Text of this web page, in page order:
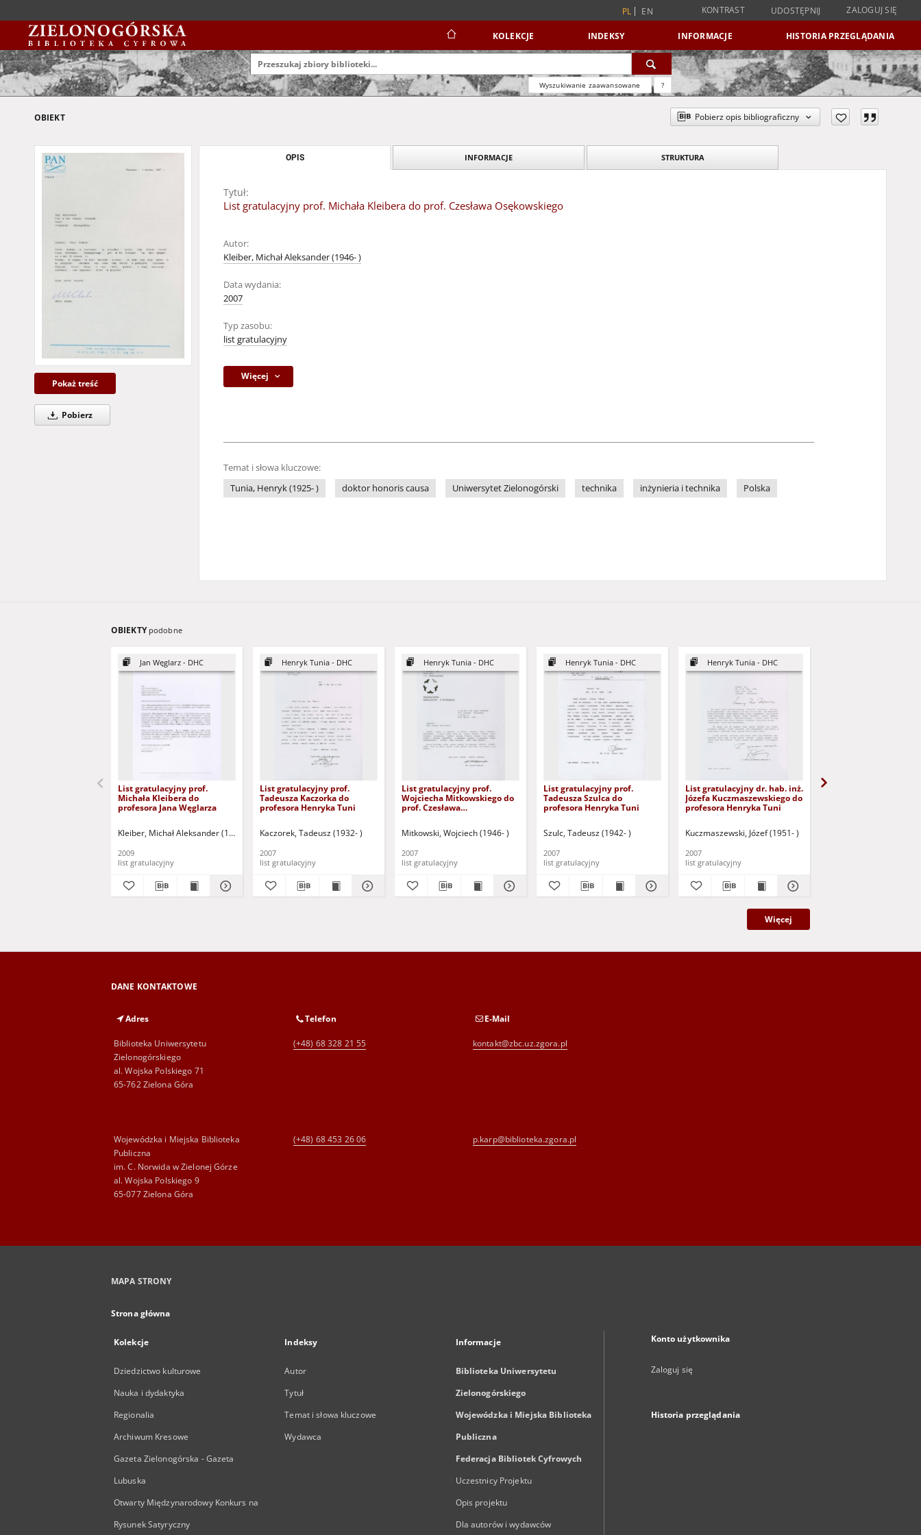
PL EN KONTRAST UDOSTĘPNIJ ZALOGUJ SIĘ
KOLEKCJE INDEKSY INFORMACJE HISTORIA PRZEGLĄDANIA
Wyszukiwanie zaawansowane ?
OBIEKT Pobierz opis bibliograficzny
Pokaż treść
Pobierz
OPIS INFORMACJE STRUKTURA
Tytuł:
List gratulacyjny prof. Michała Kleibera do prof. Czesława Osękowskiego
Autor:
Kleiber, Michał Aleksander (1946- )
Data wydania:
2007
Typ zasobu:
list gratulacyjny
Więcej
Temat i słowa kluczowe:
Tunia, Henryk (1925- )
doktor honoris causa Uniwersytet Zielonogórski technika inżynieria i technika Polska
OBIEKTY podobne
Jan Węglarz - DHC
List gratulacyjny prof.
Michała Kleibera do
profesora Jana Węglarza
Kleiber, Michał Aleksander (1946- )
2009
list gratulacyjny
Henryk Tunia - DHC
List gratulacyjny prof.
Tadeusza Kaczorka do
profesora Henryka Tuni
Kaczorek, Tadeusz (1932- )
2007
list gratulacyjny
Henryk Tunia - DHC
List gratulacyjny prof.
Wojciecha Mitkowskiego do
prof. Czesława
Mitkowski, Wojciech (1946- )
2007
list gratulacyjny
Henryk Tunia - DHC
List gratulacyjny prof.
Tadeusza Szulca do
profesora Henryka Tuni
Szulc, Tadeusz (1942- )
2007
list gratulacyjny
Henryk Tunia - DHC
List gratulacyjny dr. hab. inż.
Józefa Kuczmaszewskiego do
profesora Henryka Tuni
Kuczmaszewski, Józef (1951- )
2007
list gratulacyjny
Więcej
DANE KONTAKTOWE
Adres
Biblioteka Uniwersytetu
Zielonogórskiego
al. Wojska Polskiego 71
65-762 Zielona Góra
Telefon
(+48) 68 328 21 55
E-Mail
kontakt@zbc.uz.zgora.pl
Wojewódzka i Miejska Biblioteka
Publiczna
im. C. Norwida w Zielonej Górze
al. Wojska Polskiego 9
65-077 Zielona Góra
(+48) 68 453 26 06 p.karp@biblioteka.zgora.pl
MAPA STRONY
Strona główna
Kolekcje
Dziedzictwo kulturowe
Nauka i dydaktyka
Regionalia
Archiwum Kresowe
Gazeta Zielonogórska - Gazeta
Lubuska
Otwarty Międzynarodowy Konkurs na
Rysunek Satyryczny
Indeksy
Autor
Tytuł
Temat i słowa kluczowe
Wydawca
Informacje
Biblioteka Uniwersytetu
Zielonogórskiego
Wojewódzka i Miejska Biblioteka
Publiczna
Federacja Bibliotek Cyfrowych
Uczestnicy Projektu
Opis projektu
Dla autorów i wydawców
Konto użytkownika
Zaloguj się
Historia przeglądania